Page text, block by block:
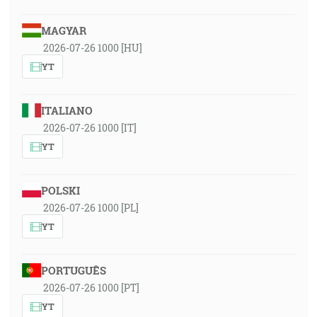
MAGYAR
2026-07-26 1000 [HU]
YT
ITALIANO
2026-07-26 1000 [IT]
YT
POLSKI
2026-07-26 1000 [PL]
YT
PORTUGUÊS
2026-07-26 1000 [PT]
YT